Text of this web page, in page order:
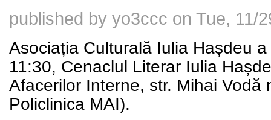
published by yo3ccc on Tue, 11/
Asociația Culturală Iulia Hașdeu
11:30, Cenaclul Literar Iulia
Afacerilor Interne, str. Mihai
Policlinica MAI).